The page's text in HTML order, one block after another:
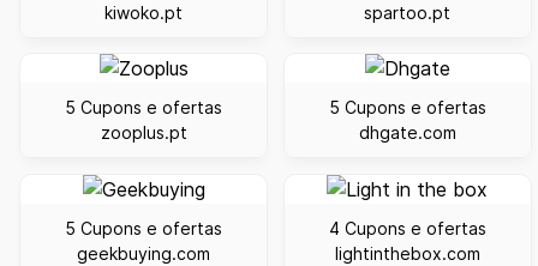
kiwoko.pt
spartoo.pt
5 Cupons e ofertas
zooplus.pt
5 Cupons e ofertas
dhgate.com
5 Cupons e ofertas
geekbuying.com
4 Cupons e ofertas
lightinthebox.com